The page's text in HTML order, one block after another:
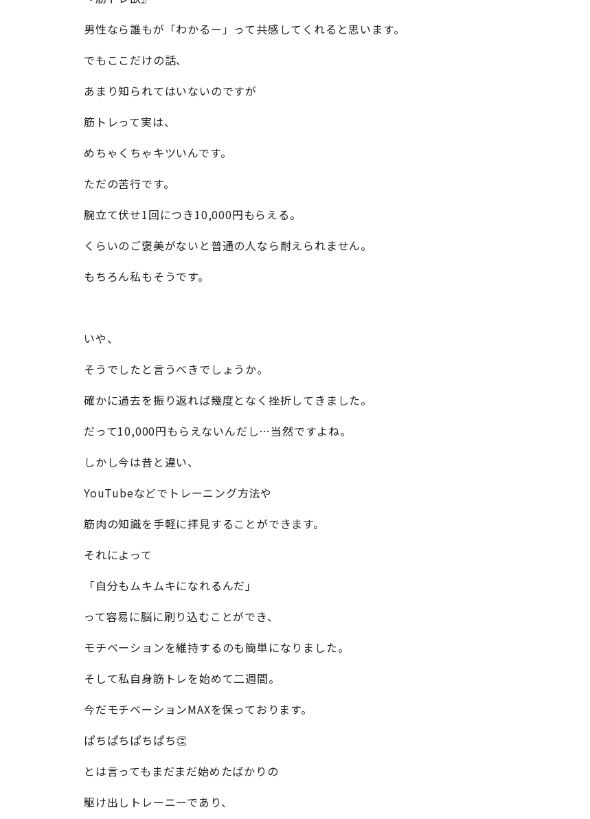
男性なら誰もが「わかるー」って共感してくれると思います。
でもここだけの話、
あまり知られてはいないのですが
筋トレって実は、
めちゃくちゃキツいんです。
ただの苦行です。
腕立て伏せ1回につき10,000円もらえる。
くらいのご褒美がないと普通の人なら耐えられません。
もちろん私もそうです。
いや、
そうでしたと言うべきでしょうか。
確かに過去を振り返れば幾度となく挫折してきました。
だって10,000円もらえないんだし…当然ですよね。
しかし今は昔と違い、
YouTubeなどでトレーニング方法や
筋肉の知識を手軽に拝見することができます。
それによって
「自分もムキムキになれるんだ」
って容易に脳に刷り込むことができ、
モチベーションを維持するのも簡単になりました。
そして私自身筋トレを始めて二週間。
今だモチベーションMAXを保っております。
ぱちぱちぱちぱち👏
とは言ってもまだまだ始めたばかりの
駆け出しトレーニーであり、